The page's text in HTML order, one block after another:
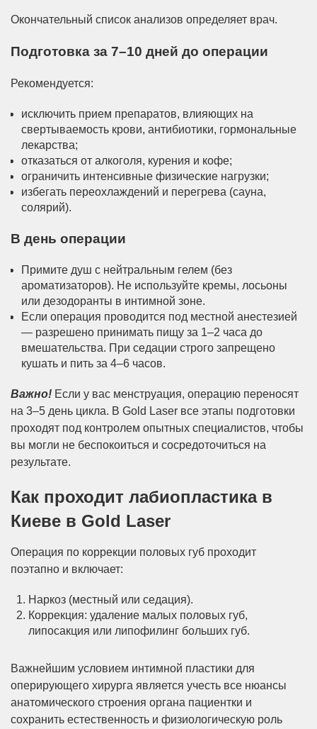
Окончательный список анализов определяет врач.
Подготовка за 7–10 дней до операции
Рекомендуется:
исключить прием препаратов, влияющих на
свертываемость крови, антибиотики, гормональные
лекарства;
отказаться от алкоголя, курения и кофе;
ограничить интенсивные физические нагрузки;
избегать переохлаждений и перегрева (сауна,
солярий).
В день операции
Примите душ с нейтральным гелем (без
ароматизаторов). Не используйте кремы, лосьоны
или дезодоранты в интимной зоне.
Если операция проводится под местной анестезией
— разрешено принимать пищу за 1–2 часа до
вмешательства. При седации строго запрещено
кушать и пить за 4–6 часов.
Важно! Если у вас менструация, операцию переносят
на 3–5 день цикла. В Gold Laser все этапы подготовки
проходят под контролем опытных специалистов, чтобы
вы могли не беспокоиться и сосредоточиться на
результате.
Как проходит лабиопластика в
Киеве в Gold Laser
Операция по коррекции половых губ проходит
поэтапно и включает:
Наркоз (местный или седация).
Коррекция: удаление малых половых губ,
липосакция или липофилинг больших губ.
Важнейшим условием интимной пластики для
оперирующего хирурга является учесть все нюансы
анатомического строения органа пациентки и
сохранить естественность и физиологическую роль